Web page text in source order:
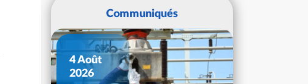
Communiqués
4 Août
2026